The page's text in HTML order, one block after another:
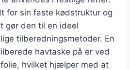
for sin faste kødstruktur og
gør den til en ideel
tilberedningsmetoder. En
havtaske på er ved
hvilket hjælper med at